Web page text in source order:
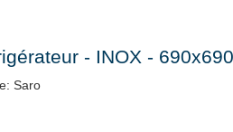
- INOX -
Saro